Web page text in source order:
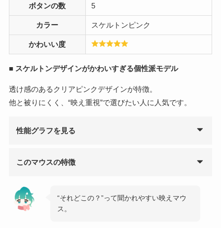
ボタンの数 5
カラー スケルトンピンク
かわいい度
■ スケルトンデザインがかわいすぎる個性派モデル
透け感のあるクリアピンクデザインが特徴。
他と被りにくく、“映え重視”で選びたい人に人気です。
性能グラフを見る
このマウスの特徴
“それどこの？”って聞かれやすい映えマウ
ス。